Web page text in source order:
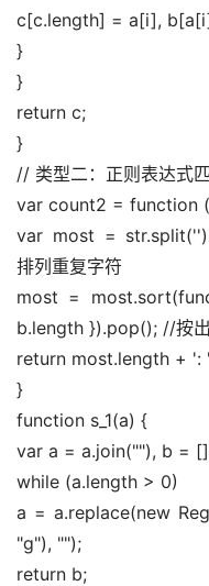
c[c.length] = a[i],
}
}
return c;
}
// 类型二：正则表达式
var count2 = function
var most =
排列重复字符
most =
b.length }).pop(); //按
return most.length +
}
function s_1(a) {
var a = a.join(""), b =
while (a.length > 0)
a = a.replace(new
"g"), "");
return b;